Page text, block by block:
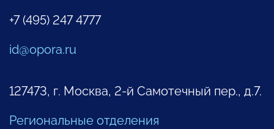
+7 (495) 247 4777
id@opora.ru
127473, г. Москва, 2-й Самотечный пер., д.7.
Региональные отделения